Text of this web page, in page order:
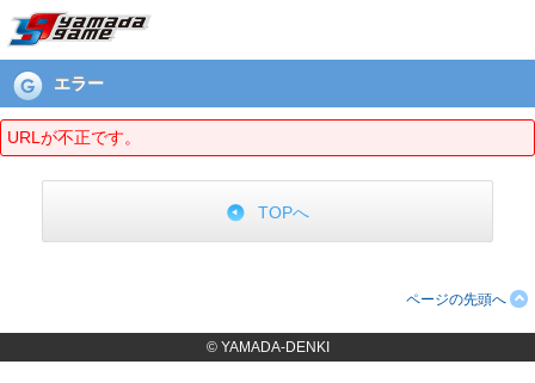
エラーページ
エラー
URLが不正です。
TOPへ
ページの先頭へ
© YAMADA-DENKI